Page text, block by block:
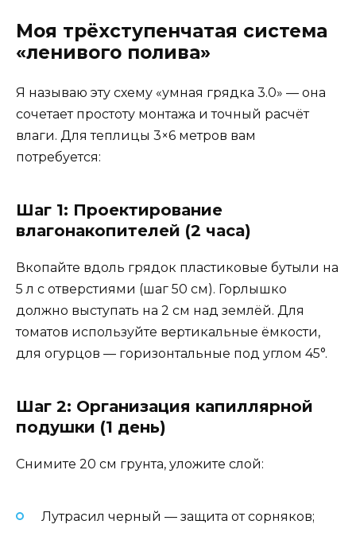
Моя трёхступенчатая система
«ленивого полива»
Я называю эту схему «умная грядка 3.0» — она
сочетает простоту монтажа и точный расчёт
влаги. Для теплицы 3×6 метров вам
потребуется:
Шаг 1: Проектирование
влагонакопителей (2 часа)
Вкопайте вдоль грядок пластиковые бутыли на
5 л с отверстиями (шаг 50 см). Горлышко
должно выступать на 2 см над землёй. Для
томатов используйте вертикальные ёмкости,
для огурцов — горизонтальные под углом 45°.
Шаг 2: Организация капиллярной
подушки (1 день)
Снимите 20 см грунта, уложите слой:
Лутрасил черный — защита от сорняков;